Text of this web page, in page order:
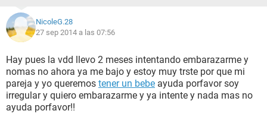
NicoleG.28
27 sep 2014 a las 07:56
Hay pues la vdd llevo 2 meses intentando embarazarme y
nomas no ahora ya me bajo y estoy muy trste por que mi
pareja y yo queremos tener un bebe ayuda porfavor soy
irregular y quiero embarazarme y ya intente y nada mas no
ayuda porfavor!!